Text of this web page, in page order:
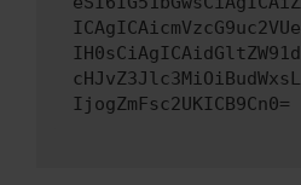
IjogZmFsc2UKICB9Cn0=